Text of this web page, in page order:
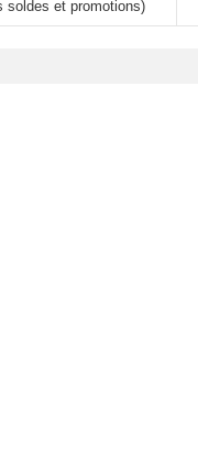
soldes et promotions)